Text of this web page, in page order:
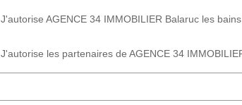
J'autorise AGENCE 34 IMMOBILIER Balaruc les
J'autorise les partenaires de AGENCE 34